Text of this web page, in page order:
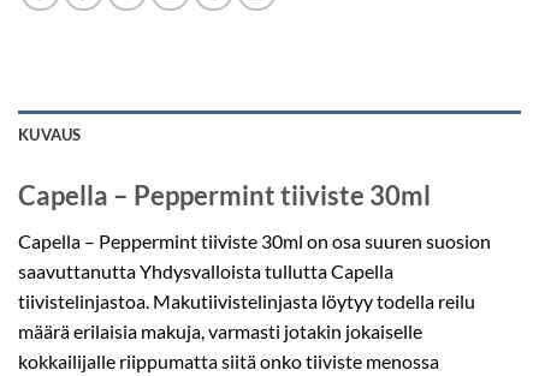
KUVAUS
Capella – Peppermint tiiviste 30ml
Capella – Peppermint tiiviste 30ml on osa suuren suosion
saavuttanutta Yhdysvalloista tullutta Capella
tiivistelinjastoa. Makutiivistelinjasta löytyy todella reilu
määrä erilaisia makuja, varmasti jotakin jokaiselle
kokkailijalle riippumatta siitä onko tiiviste menossa